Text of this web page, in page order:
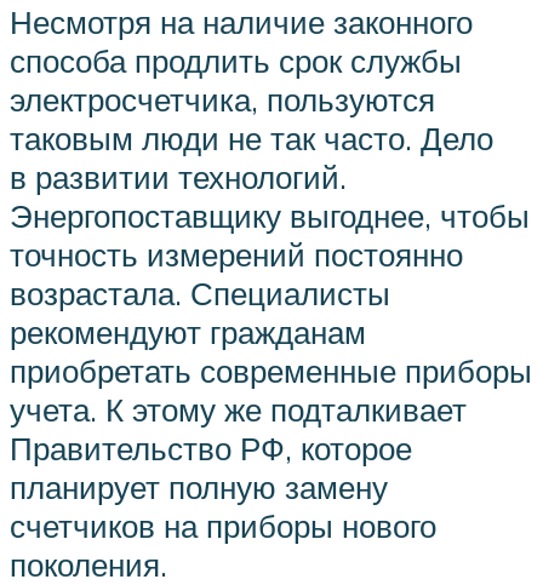
Несмотря на наличие законного
способа продлить срок службы
электросчетчика, пользуются
таковым люди не так часто. Дело
в развитии технологий.
Энергопоставщику выгоднее, чтобы
точность измерений постоянно
возрастала. Специалисты
рекомендуют гражданам
приобретать современные приборы
учета. К этому же подталкивает
Правительство РФ, которое
планирует полную замену
счетчиков на приборы нового
поколения.